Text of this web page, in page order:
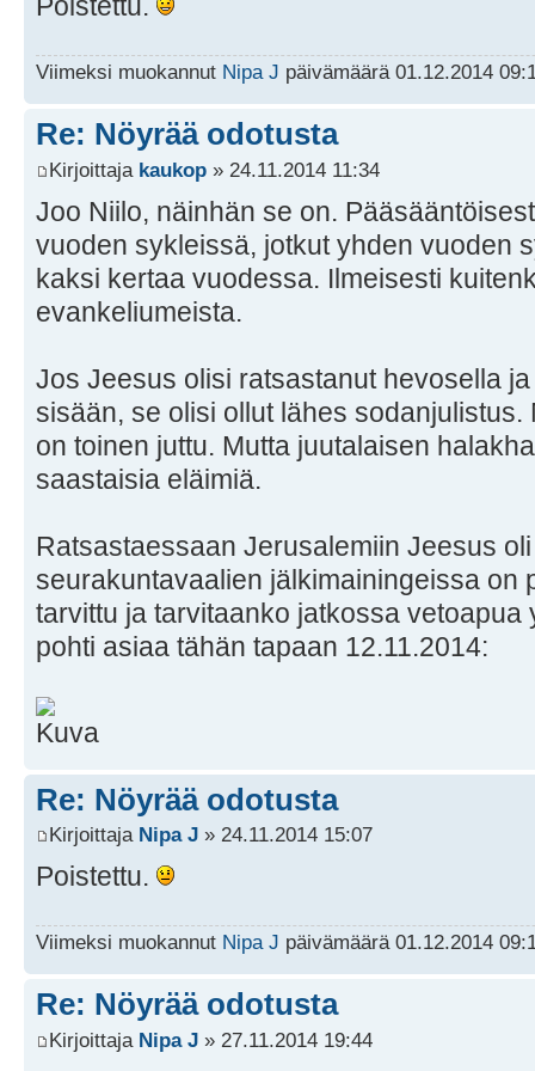
Viimeksi muokannut Nipa J päivämäärä 01.12.2014
Re: Nöyrää odotusta
Kirjoittaja kaukop » 24.11.2014 11:34
Joo Niilo, näinhän se on.
vuoden sykleissä, jotkut yhden vuoden
kaksi kertaa vuodessa. Ilmeisesti
evankeliumeista.
Jos Jeesus olisi ratsastanut hevosella
sisään, se olisi ollut lähes
on toinen juttu. Mutta juutalaisen
saastaisia eläimiä.
Ratsastaessaan Jerusalemiin Jeesus
seurakuntavaalien jälkimainingeissa on
tarvittu ja tarvitaanko jatkossa
pohti asiaa tähän tapaan 12.11.2014:
Re: Nöyrää odotusta
Kirjoittaja Nipa J » 24.11.2014 15:07
Poistettu.
Viimeksi muokannut Nipa J päivämäärä 01.12.2014
Re: Nöyrää odotusta
Kirjoittaja Nipa J » 27.11.2014 19:44